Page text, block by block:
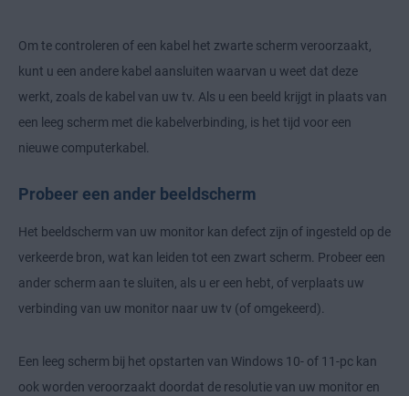
Om te controleren of een kabel het zwarte scherm veroorzaakt,
kunt u een andere kabel aansluiten waarvan u weet dat deze
werkt, zoals de kabel van uw tv. Als u een beeld krijgt in plaats van
een leeg scherm met die kabelverbinding, is het tijd voor een
nieuwe computerkabel.
Probeer een ander beeldscherm
Het beeldscherm van uw monitor kan defect zijn of ingesteld op de
verkeerde bron, wat kan leiden tot een zwart scherm. Probeer een
ander scherm aan te sluiten, als u er een hebt, of verplaats uw
verbinding van uw monitor naar uw tv (of omgekeerd).
Een leeg scherm bij het opstarten van Windows 10- of 11-pc kan
ook worden veroorzaakt doordat de resolutie van uw monitor en